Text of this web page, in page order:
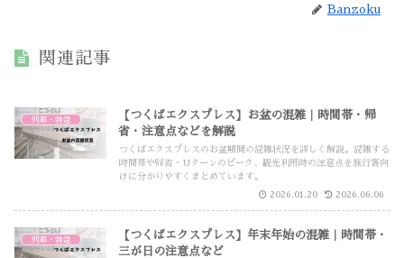
Banzoku
関連記事
列車・特急
【つくばエクスプレス】お盆の混雑｜時間帯・帰
省・注意点などを解説
つくばエクスプレスのお盆期間の混雑状況を詳しく解説。混雑する
時間帯や帰省・Uターンのピーク、観光利用時の注意点を旅行客向
けに分かりやすくまとめています。
2026.01.20 2026.06.06
列車・特急
【つくばエクスプレス】年末年始の混雑｜時間帯・
三が日の注意点など